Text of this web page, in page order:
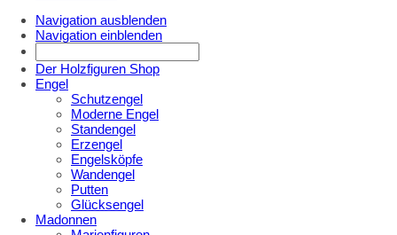
Navigation ausblenden
Navigation einblenden
Der Holzfiguren Shop
Engel
Schutzengel
Moderne Engel
Standengel
Erzengel
Engelsköpfe
Wandengel
Putten
Glücksengel
Madonnen